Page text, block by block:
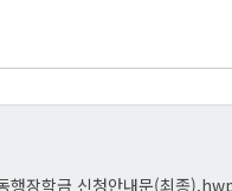
행장학금 신청안내문(최종